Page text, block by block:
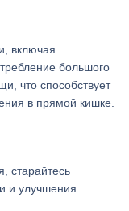
включая
большого
что способствует
в прямой кишке.
старайтесь
и улучшения